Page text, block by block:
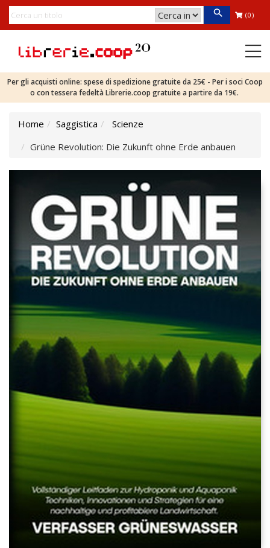
(0)
Per gli acquisti online: spese di spedizione gratuite da 25€ - Per i soci Coop
o con tessera fedeltà Librerie.coop gratuite a partire da 19€.
Home Saggistica
Scienze
Grüne Revolution: Die Zukunft ohne Erde anbauen